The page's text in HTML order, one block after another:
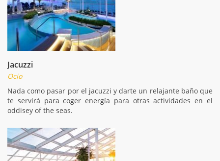
Jacuzzi
Ocio
Nada como pasar por el jacuzzi y darte un relajante baño que
te servirá para coger energía para otras actividades en el
oddisey of the seas.